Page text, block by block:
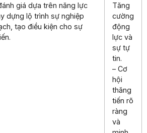
giá dựa trên năng lực
dựng lộ trình sự nghiệp
tạo điều kiện cho sự
Tăng
cường
động
lực và
sự tự
tin.
– Cơ
hội
thăng
tiến rõ
ràng
và